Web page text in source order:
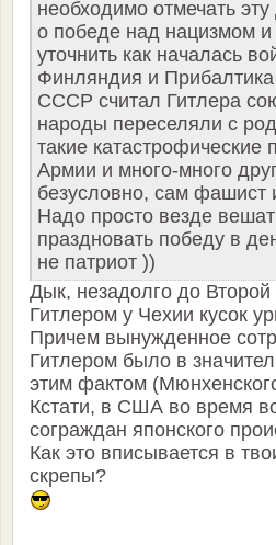
необходимо отмечать
о победе над нацизмом и
уточнить как началась
Финляндия и
СССР считал Гитлера
народы переселяли с
такие катастрофические
Армии и много-много
безусловно, сам фашист
Надо просто везде
праздновать победу в
не патриот ))
Дык, незадолго до
Гитлером у Чехии кусок
Причем вынужденное
Гитлером было в
этим фактом
Кстати, в США во время
сограждан японского
Как это вписывается в
скрепы?